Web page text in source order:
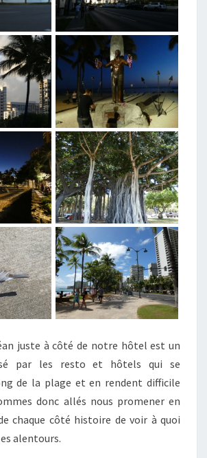
juste à côté de notre hôtel est un
par les resto et hôtels qui se
de la plage et en rendent difficile
donc allés nous promener en
chaque côté histoire de voir à quoi
alentours.